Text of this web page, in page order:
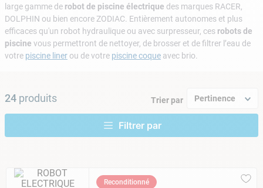
large gamme de robot de piscine électrique des marques RACER,
DOLPHIN ou bien encore ZODIAC. Entièrement autonomes et plus
efficaces qu'un robot hydraulique ou avec surpresseur, ces robots de
piscine vous permettront de nettoyer, de brosser et de filtrer l’eau de
votre piscine liner ou de votre piscine coque avec brio.
24 produits Trier par Pertinence
Reconditionné
8.
aspirateur piscine
9.
skimmer
10. chlore choc